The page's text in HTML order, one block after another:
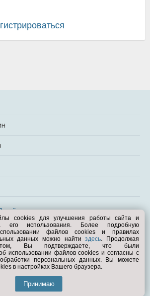
на полную версию
Вам помочь?
© Exist.ru 1998—2026
cookies для улучшения работы сайта и
его использования. Более подробную
файлов cookies и правилах
данных можно найтиздесь. Продолжая
Вы подтверждаете, что были
использовании файлов cookies и согласны с
персональных данных. Вы можете
в настройках Вашего браузера.
Принимаю